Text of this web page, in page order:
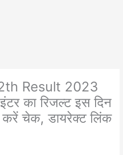
Result 2023
का रिजल्ट इस दिन
करें चेक, डायरेक्ट लिंक